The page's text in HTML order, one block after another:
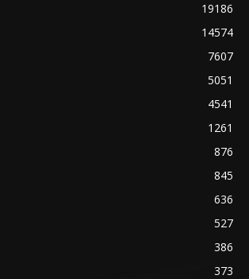
19186
14574
7607
5051
4541
1261
876
845
636
527
386
373